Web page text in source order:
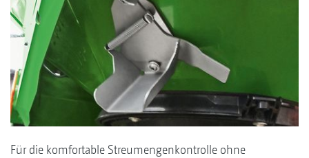
Für die komfortable Streumengenkontrolle ohne